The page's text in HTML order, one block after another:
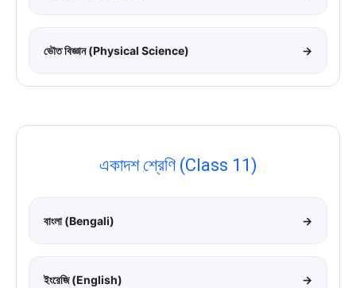
ভৌত বিজ্ঞান (Physical Science) →
একাদশ শ্রেণি (Class 11)
বাংলা (Bengali) →
ইংরেজি (English) →